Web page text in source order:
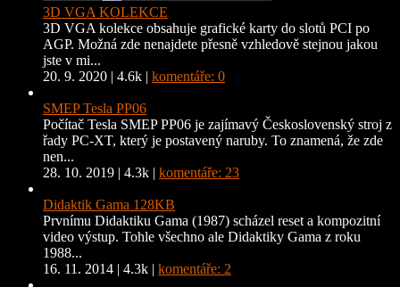
3D VGA KOLEKCE
3D VGA kolekce obsahuje grafické karty do slotů PCI po
AGP. Možná zde nenajdete přesně vzhledově stejnou jakou
jste v mi...
20. 9. 2020 | 4.6k | komentáře: 0
SMEP Tesla PP06
Počítač Tesla SMEP PP06 je zajímavý Československý stroj z
řady PC-XT, který je postavený naruby. To znamená, že zde
nen...
28. 10. 2019 | 4.3k | komentáře: 23
Didaktik Gama 128KB
Prvnímu Didaktiku Gama (1987) scházel reset a kompozitní
video výstup. Tohle všechno ale Didaktiky Gama z roku
1988...
16. 11. 2014 | 4.3k | komentáře: 2